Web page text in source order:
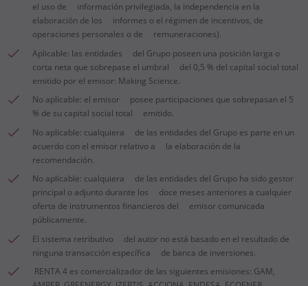
el uso de información privilegiada, la independencia en la
elaboración de los informes o el régimen de incentivos, de
operaciones personales o de remuneraciones).
Aplicable: las entidades del Grupo poseen una posición larga o
corta neta que sobrepase el umbral del 0,5 % del capital social total
emitido por el emisor: Making Science.
No aplicable: el emisor posee participaciones que sobrepasan el 5
% de su capital social total emitido.
No aplicable: cualquiera de las entidades del Grupo es parte en un
acuerdo con el emisor relativo a la elaboración de la
recomendación.
No aplicable: cualquiera de las entidades del Grupo ha sido gestor
principal o adjunto durante los doce meses anteriores a cualquier
oferta de instrumentos financieros del emisor comunicada
públicamente.
El sistema retributivo del autor no está basado en el resultado de
ninguna transacción específica de banca de inversiones.
RENTA 4 es comercializador de las siguientes emisiones: GAM,